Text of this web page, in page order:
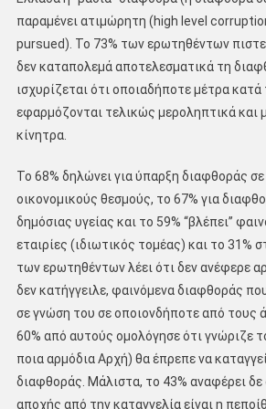
παραμένει ατιμώρητη (high level
pursued). To 73% των ερωτηθέντων
δεν καταπολεμά αποτελεσματικά τη
ισχυρίζεται ότι οποιαδήποτε μέτρα
εφαρμόζονται τελικώς μεροληπτικά και
κίνητρα.
Το 68% δηλώνει για ύπαρξη διαφθοράς
οικονομικούς θεσμούς, το 67% για
δημόσιας υγείας και το 59% ‘‘βλέπει’’
εταιρίες (ιδιωτικός τομέας) και το 31%
των ερωτηθέντων λέει ότι δεν ανέφερε
δεν κατήγγειλε, φαινόμενα διαφθοράς
σε γνώση του σε οποιονδήποτε από τους
60% από αυτούς ομολόγησε ότι γνώριζε
ποια αρμόδια Αρχή) θα έπρεπε να
διαφθοράς. Μάλιστα, το 43% αναφέρει δε
αποχής από την καταγγελία είναι η